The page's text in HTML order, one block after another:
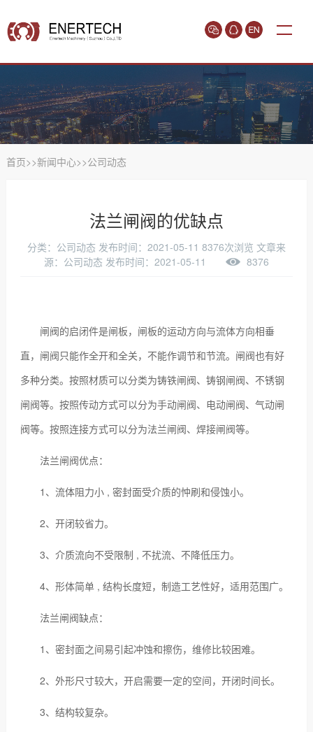
首页>>新闻中心>>公司动态
法兰闸阀的优缺点
分类：公司动态 发布时间：2021-05-11 8376次浏览 文章来
源：公司动态 发布时间：2021-05-11
8376
闸阀的启闭件是闸板，闸板的运动方向与流体方向相垂
直，闸阀只能作全开和全关，不能作调节和节流。闸阀也有好
多种分类。按照材质可以分类为铸铁闸阀、铸钢闸阀、不锈钢
闸阀等。按照传动方式可以分为手动闸阀、电动闸阀、气动闸
阀等。按照连接方式可以分为法兰闸阀、焊接闸阀等。
法兰闸阀优点：
1、流体阻力小 , 密封面受介质的忡刷和侵蚀小。
2、开闭较省力。
3、介质流向不受限制 , 不扰流、不降低压力。
4、形体简单 , 结构长度短，制造工艺性好，适用范围广。
法兰闸阀缺点：
1、密封面之间易引起冲蚀和擦伤，维修比较困难。
2、外形尺寸较大，开启需要一定的空间，开闭时间长。
3、结构较复杂。